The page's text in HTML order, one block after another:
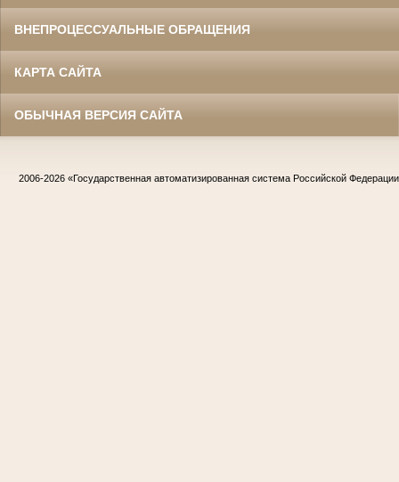
ВНЕПРОЦЕССУАЛЬНЫЕ ОБРАЩЕНИЯ
КАРТА САЙТА
ОБЫЧНАЯ ВЕРСИЯ САЙТА
2006-2026 «Государственная автоматизированная система Российской